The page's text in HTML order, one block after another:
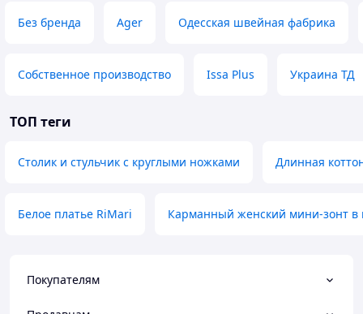
Без бренда Ager Одесская швейная фабрика
Собственное производство Issa Plus Украина ТД
ТОП теги
Столик и стульчик с круглыми ножками Длинная
Белое платье RiMari Карманный женский мини-зонт в
Покупателям